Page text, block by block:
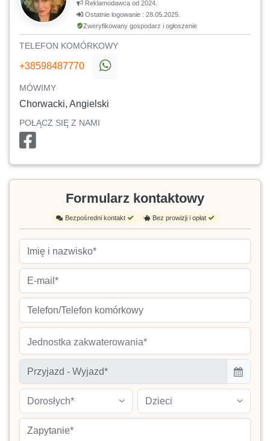
Reklamodawca od 2024.
Ostatnie logowanie : 28.05.2025.
Zweryfikowany gospodarz i ogłoszenie
TELEFON KOMÓRKOWY
+38598487770
MÓWIMY
Chorwacki, Angielski
POŁĄCZ SIĘ Z NAMI
Formularz kontaktowy
Bezpośredni kontakt Bez prowizji i opłat
Jednostka zakwaterowania*
Dorosłych* Dzieci